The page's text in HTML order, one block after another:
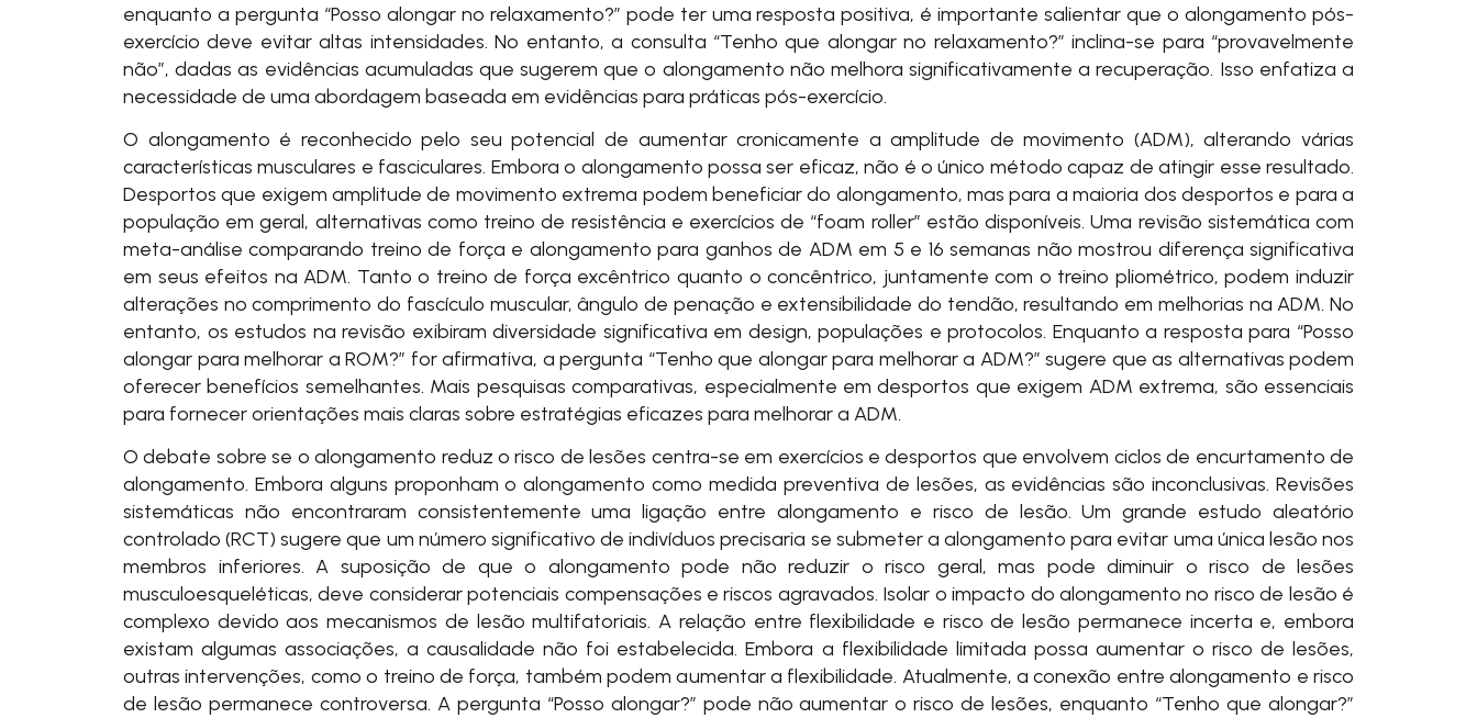
enquanto a pergunta “Posso alongar no relaxamento?” pode ter uma resposta positiva, é importante salientar que o alongamento pós-
exercício deve evitar altas intensidades. No entanto, a consulta “Tenho que alongar no relaxamento?” inclina-se para “provavelmente
não”, dadas as evidências acumuladas que sugerem que o alongamento não melhora significativamente a recuperação. Isso enfatiza a
necessidade de uma abordagem baseada em evidências para práticas pós-exercício.
O alongamento é reconhecido pelo seu potencial de aumentar cronicamente a amplitude de movimento (ADM), alterando várias
características musculares e fasciculares. Embora o alongamento possa ser eficaz, não é o único método capaz de atingir esse resultado.
Desportos que exigem amplitude de movimento extrema podem beneficiar do alongamento, mas para a maioria dos desportos e para a
população em geral, alternativas como treino de resistência e exercícios de “foam roller” estão disponíveis. Uma revisão sistemática com
meta-análise comparando treino de força e alongamento para ganhos de ADM em 5 e 16 semanas não mostrou diferença significativa
em seus efeitos na ADM. Tanto o treino de força excêntrico quanto o concêntrico, juntamente com o treino pliométrico, podem induzir
alterações no comprimento do fascículo muscular, ângulo de penação e extensibilidade do tendão, resultando em melhorias na ADM. No
entanto, os estudos na revisão exibiram diversidade significativa em design, populações e protocolos. Enquanto a resposta para “Posso
alongar para melhorar a ROM?” for afirmativa, a pergunta “Tenho que alongar para melhorar a ADM?” sugere que as alternativas podem
oferecer benefícios semelhantes. Mais pesquisas comparativas, especialmente em desportos que exigem ADM extrema, são essenciais
para fornecer orientações mais claras sobre estratégias eficazes para melhorar a ADM.
O debate sobre se o alongamento reduz o risco de lesões centra-se em exercícios e desportos que envolvem ciclos de encurtamento de
alongamento. Embora alguns proponham o alongamento como medida preventiva de lesões, as evidências são inconclusivas. Revisões
sistemáticas não encontraram consistentemente uma ligação entre alongamento e risco de lesão. Um grande estudo aleatório
controlado (RCT) sugere que um número significativo de indivíduos precisaria se submeter a alongamento para evitar uma única lesão nos
membros inferiores. A suposição de que o alongamento pode não reduzir o risco geral, mas pode diminuir o risco de lesões
musculoesqueléticas, deve considerar potenciais compensações e riscos agravados. Isolar o impacto do alongamento no risco de lesão é
complexo devido aos mecanismos de lesão multifatoriais. A relação entre flexibilidade e risco de lesão permanece incerta e, embora
existam algumas associações, a causalidade não foi estabelecida. Embora a flexibilidade limitada possa aumentar o risco de lesões,
outras intervenções, como o treino de força, também podem aumentar a flexibilidade. Atualmente, a conexão entre alongamento e risco
de lesão permanece controversa. A pergunta “Posso alongar?” pode não aumentar o risco de lesões, enquanto “Tenho que alongar?”